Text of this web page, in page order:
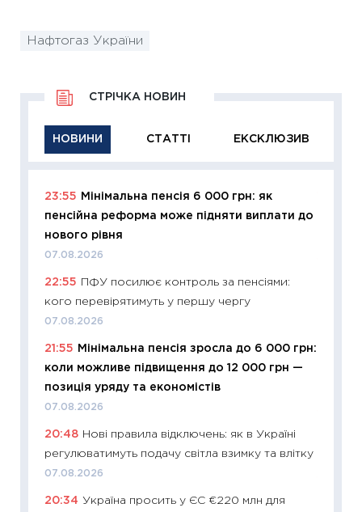
Нафтогаз України
НОВИНИ СТАТТІ ЕКСКЛЮЗИВ
СТРІЧКА НОВИН
23:55
Мінімальна пенсія 6 000 грн: як
пенсійна реформа може підняти виплати до
нового рівня
07.08.2026
22:55
ПФУ посилює контроль за пенсіями:
кого перевірятимуть у першу чергу
07.08.2026
21:55
Мінімальна пенсія зросла до 6 000 грн:
коли можливе підвищення до 12 000 грн —
позиція уряду та економістів
07.08.2026
20:48 Нові правила відключень: як в Україні
регулюватимуть подачу світла взимку та влітку
07.08.2026
20:34 Україна просить у ЄС €220 млн для